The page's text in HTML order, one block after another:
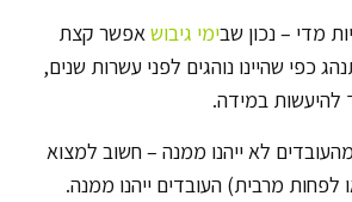
מדי – נכון שבימי גיבוש אפשר קצת
כפי שהיינו נוהגים לפני עשרות שנים,
להיעשות במידה.
לא ייהנו ממנה – חשוב למצוא
לפחות מרבית) העובדים ייהנו ממנה.